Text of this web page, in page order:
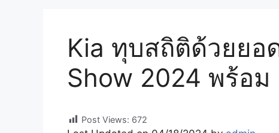
Kia ทุบสถิติด้วยยอ
Show 2024 พร้อม
Post Views: 672